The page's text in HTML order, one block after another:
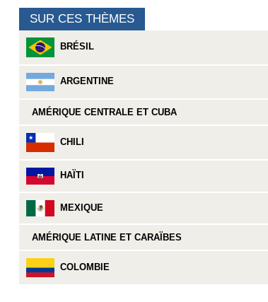
SUR CES THÈMES
BRÉSIL
ARGENTINE
AMÉRIQUE CENTRALE ET CUBA
CHILI
HAÏTI
MEXIQUE
AMÉRIQUE LATINE ET CARAÏBES
COLOMBIE